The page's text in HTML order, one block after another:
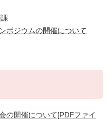
ポジウムの開催について
の開催について[PDFファイ